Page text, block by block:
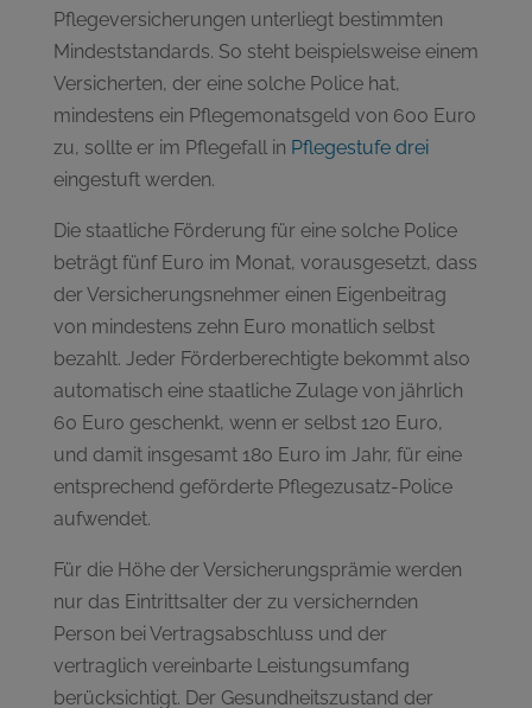
Pflegeversicherungen unterliegt bestimmten
Mindeststandards. So steht beispielsweise einem
Versicherten, der eine solche Police hat,
mindestens ein Pflegemonatsgeld von 600 Euro
zu, sollte er im Pflegefall in Pflegestufe drei
eingestuft werden.
Die staatliche Förderung für eine solche Police
beträgt fünf Euro im Monat, vorausgesetzt, dass
der Versicherungsnehmer einen Eigenbeitrag
von mindestens zehn Euro monatlich selbst
bezahlt. Jeder Förderberechtigte bekommt also
automatisch eine staatliche Zulage von jährlich
60 Euro geschenkt, wenn er selbst 120 Euro,
und damit insgesamt 180 Euro im Jahr, für eine
entsprechend geförderte Pflegezusatz-Police
aufwendet.
Für die Höhe der Versicherungsprämie werden
nur das Eintrittsalter der zu versichernden
Person bei Vertragsabschluss und der
vertraglich vereinbarte Leistungsumfang
berücksichtigt. Der Gesundheitszustand der